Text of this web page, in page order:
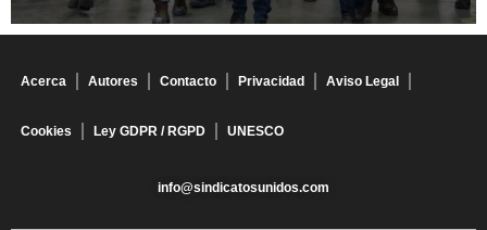
Acerca Autores Contacto Privacidad Aviso Legal
Cookies Ley GDPR / RGPD UNESCO
info@sindicatosunidos.com